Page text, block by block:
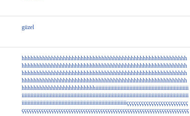
güzel
hhhhhhhhhhhhhhhhhhhhhhhhhhhhhhhhhhhhhhhhhhhhhhhhhhhhhhhh
hhhhhhhhhhhhhhhhhhhhhhhhhhhhhhhhhhhhhhhhhhhhhhhhhhhhhhhh
hhhhhhhhhhhhhhhhhhhhhhhhhhhhhhhhhhhhhhhhhhhhhhhhhhhhhhhh
hhhhhhhhhhhhhhhhhhhhhhhhhhhhhhhhhhhhhhhhhhhhhhhhhhhhhhhh
hhhhhhhhhhhhhhhhhhhhhhhhhiiiiiiiiiiiiiiiiiiiiiiiiiiiiiiiiiiiiiiiiiiiiiiiiiiiiiiiiiiiiiii
iiiiiiiiiiiiiiiiiiiiiiiiiiiiiiiiiiiiiiiiiiiiiiiiiiiiiiiiiiiiiiiiiiiiiiiiiiiiiiiiiiiiiiiiiiiiiiiiiiiiiiiiiiiiiiiii
iiiiiiiiiiiiiiiiiiiiiiiiiiiiiiiiiiiiiiiiiiiiiiiiiiiiiiiiiiiiiiiiiiiiiiiççççççççççççççççççççççççç
çççççççççççççççççççççççççççççççççççççççççççççççççççççççççççççççççççç